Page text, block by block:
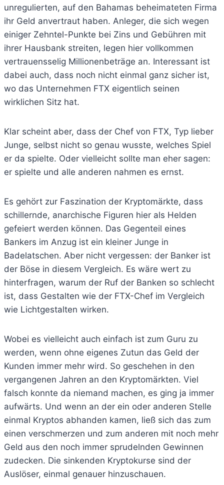
unregulierten, auf den Bahamas beheimateten Firma
ihr Geld anvertraut haben. Anleger, die sich wegen
einiger Zehntel-Punkte bei Zins und Gebühren mit
ihrer Hausbank streiten, legen hier vollkommen
vertrauensselig Millionenbeträge an. Interessant ist
dabei auch, dass noch nicht einmal ganz sicher ist,
wo das Unternehmen FTX eigentlich seinen
wirklichen Sitz hat.
Klar scheint aber, dass der Chef von FTX, Typ lieber
Junge, selbst nicht so genau wusste, welches Spiel
er da spielte. Oder vielleicht sollte man eher sagen:
er spielte und alle anderen nahmen es ernst.
Es gehört zur Faszination der Kryptomärkte, dass
schillernde, anarchische Figuren hier als Helden
gefeiert werden können. Das Gegenteil eines
Bankers im Anzug ist ein kleiner Junge in
Badelatschen. Aber nicht vergessen: der Banker ist
der Böse in diesem Vergleich. Es wäre wert zu
hinterfragen, warum der Ruf der Banken so schlecht
ist, dass Gestalten wie der FTX-Chef im Vergleich
wie Lichtgestalten wirken.
Wobei es vielleicht auch einfach ist zum Guru zu
werden, wenn ohne eigenes Zutun das Geld der
Kunden immer mehr wird. So geschehen in den
vergangenen Jahren an den Kryptomärkten. Viel
falsch konnte da niemand machen, es ging ja immer
aufwärts. Und wenn an der ein oder anderen Stelle
einmal Kryptos abhanden kamen, ließ sich das zum
einen verschmerzen und zum anderen mit noch mehr
Geld aus den noch immer sprudelnden Gewinnen
zudecken. Die sinkenden Kryptokurse sind der
Auslöser, einmal genauer hinzuschauen.